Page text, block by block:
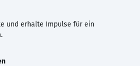
und erhalte Impulse für ein